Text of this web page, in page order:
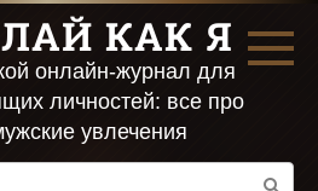
КАК Я
онлайн-журнал для
личностей: все про
увлечения